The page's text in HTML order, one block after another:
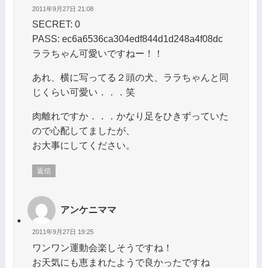
2011年9月27日 21:08
SECRET: 0
PASS: ec6a6536ca304edf844d1d248a4f08dc
ララちゃん可愛いですねー！！
あれ、横に写ってる２頭の犬、ララちゃんと同
じくらい可愛い．．．笑
肉離れですか．．．かなり足をひきずっていた
ので心配してましたが、
お大事にしてください。
返信
アンケニママ
2011年9月27日 19:25
ワンワン運動会楽しそうですね！
お天気にも恵まれたようで良かったですね